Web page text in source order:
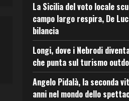
La Sicilia del voto locale
campo largo respira, De
bilancia
Longi, dove i Nebrodi
che punta sul turismo
Angelo Pidalà, la seconda
anni nel mondo dello